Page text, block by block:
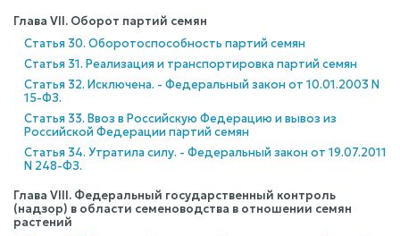
Глава VII. Оборот партий семян
Статья 30. Оборотоспособность партий семян
Статья 31. Реализация и транспортировка партий семян
Статья 32. Исключена. - Федеральный закон от 10.01.2003 N
15-ФЗ.
Статья 33. Ввоз в Российскую Федерацию и вывоз из
Российской Федерации партий семян
Статья 34. Утратила силу. - Федеральный закон от 19.07.2011
N 248-ФЗ.
Глава VIII. Федеральный государственный контроль
(надзор) в области семеноводства в отношении семян
растений